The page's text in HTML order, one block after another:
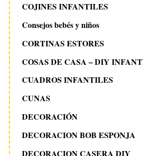
e
n
t
r
a
d
a
s
COJINES INFANTILES
Consejos bebés y niños
CORTINAS ESTORES
COSAS DE CASA – DIY
CUADROS INFANTILES
CUNAS
DECORACIÓN
DECORACION BOB ESPONJA
DECORACION CASERA DIY
e
a
c
f
o
: